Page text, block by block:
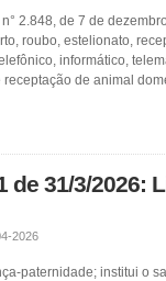
2.848, de 7 de
roubo, estelionato,
informático,
receptação de animal
de 31/3/2026:
2026
paternidade; institui o